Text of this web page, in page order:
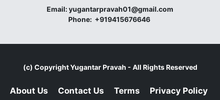
Email:yugantarpravah01@gmail.com
Phone: +919415676646
(c) CopyrightYugantar Pravah - All Rights Reserved
About Us Contact Us Terms Privacy Policy